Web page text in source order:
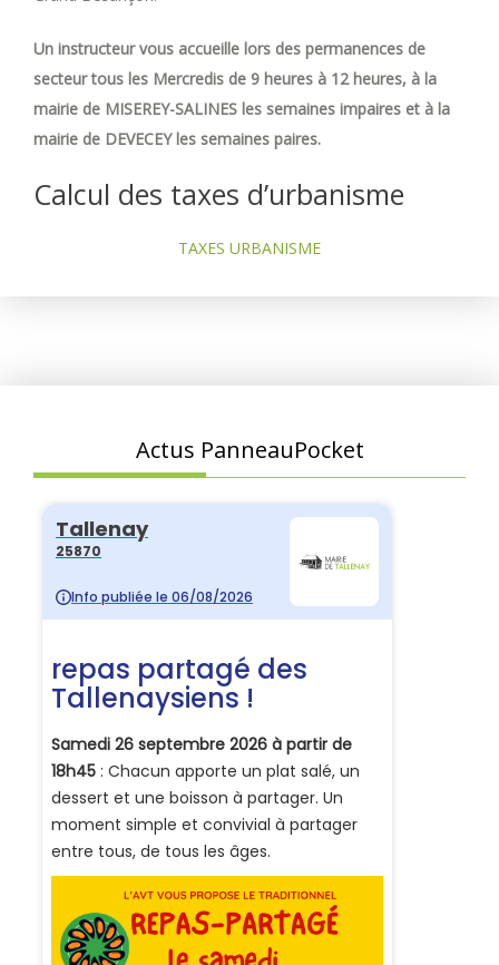
Un instructeur vous accueille lors des permanences de
secteur tous les Mercredis de 9 heures à 12 heures, à la
mairie de MISEREY-SALINES les semaines impaires et à la
mairie de DEVECEY les semaines paires.
Calcul des taxes d’urbanisme
TAXES URBANISME
Actus PanneauPocket